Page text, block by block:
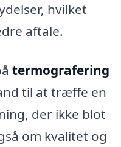
hvilket
aftale.
termografering
til at træffe en
der ikke blot
om kvalitet og